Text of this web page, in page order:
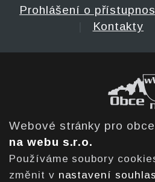
Prohlášení o
Kontakty
Webové stránky pro
na webu s.r.o.
Používáme soubory
změnit v nastavení